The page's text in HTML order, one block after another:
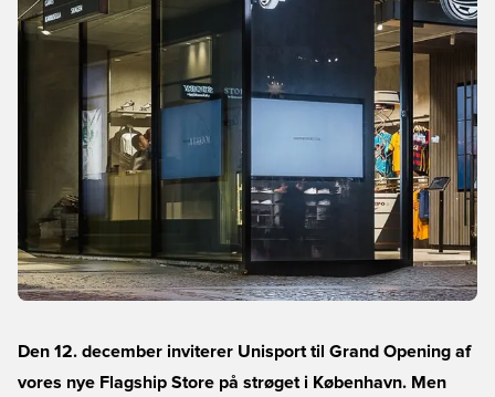
Den 12. december inviterer Unisport til Grand Opening af
vores nye Flagship Store på strøget i København. Men